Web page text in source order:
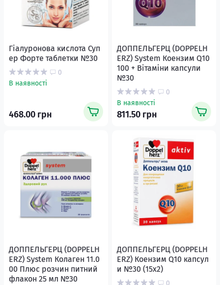
Гіалуронова кислота Суп
ер Форте таблетки №30
0
В наявності
468.00 грн
ДОППЕЛЬГЕРЦ (DOPPELH
ERZ) System Коензим Q10
100 + Вітаміни капсули
№30
0
В наявності
811.50 грн
ДОППЕЛЬГЕРЦ (DOPPELH
ERZ) System Колаген 11.0
00 Плюс розчин питний
флакон 25 мл №30
ДОППЕЛЬГЕРЦ (DOPPELH
ERZ) Коензим Q10 капсул
и №30 (15х2)